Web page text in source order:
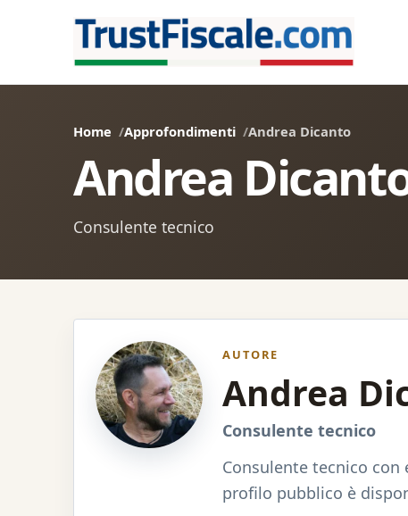
Home Approfondimenti Andrea Dicanto
Andrea
Consulente tecnico
AUTORE
Andrea
Consulente tecnico
Consulente tecnico
profilo pubblico è